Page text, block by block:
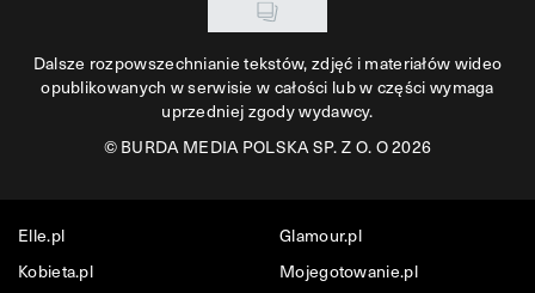
Dalsze rozpowszechnianie tekstów, zdjęć i materiałów wideo
opublikowanych w serwisie w całości lub w części wymaga
uprzedniej zgody wydawcy.
©BURDA MEDIA POLSKA SP. Z O. O 2026
Elle.pl
Glamour.pl
Kobieta.pl
Mojegotowanie.pl